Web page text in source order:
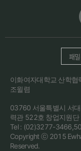
이화여자대학교 산학
조윌렴
03760 서울특별시 서
력관 522호 창업지원단
Tel : (02)3277-
Copyright ⓒ 2015
Reserved.
패